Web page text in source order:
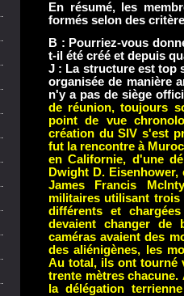
En résumé, les
formés selon des
B : Pourriez-vous
t-il été créé et depuis
J : La structure est top
organisée de manière
n'y a pas de siège
de réunion, toujours
point de vue
création du SIV s'est
fut la rencontre à
en Californie, d'une
Dwight D.
James Francis
militaires utilisant trois
différents et
devaient changer de
caméras avaient des
des aliénigènes, les
Au total, ils ont tourné
trente mètres chacune.
la délégation